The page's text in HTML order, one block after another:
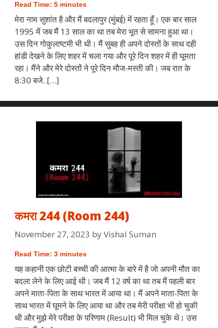
Read Time: 5 minutes
मेरा नाम सुशांत है और मैं बदलापुर (मुंबई) में रहता हूँ। एक बार साल
1995 में जब मैं 13 साल का था तब मेरा भूत से सामना हुआ था।
उस दिन गोकुलाष्टमी भी थी। मैं सुबह ही अपने दोस्तों के साथ दही
हांडी देखने के लिए शहर में चला गया और पूरे दिन शहर में ही घूमता
रहा। मैंने और मेरे दोस्तों ने पूरे दिन मौज-मस्ती की। जब रात के
8:30 बजे..[…]
कमरा 244 (Room 244)
November 27, 2023 byVishal Suman
Read Time: 3 minutes
यह कहानी एक छोटी बच्ची की आत्मा के बारे में है जो अपनी मौत का
बदला लेने के लिए आई थी। जब मैं 12 वर्ष का था तब मैं पहली बार
अपने माता-पिता के साथ भारत में आया था। मैं अपने माता-पिता के
साथ भारत में घूमने के लिए आया था और तब मेरी परीक्षा भी हो चुकी
थी और मुझे मेरे परीक्षा के परिणाम (Result) भी मिल चुके थे। उस